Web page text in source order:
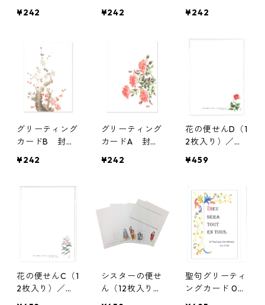
修道会 聖ヨゼ
¥242
修道会 聖ヨゼ
¥242
修道会 聖ヨゼ
¥242
グリーティング
カードB 封筒
修道会 聖ヨゼ
¥242
グリーティング
カードA 封筒
修道会 聖ヨゼ
¥242
花の便せんD（1
2枚入り）／茅
スチン修道院
¥459
花の便せんC（1
2枚入り）／茅
シスターの便せ
ん（12枚入り）
聖句グリーティ
ングカード 04